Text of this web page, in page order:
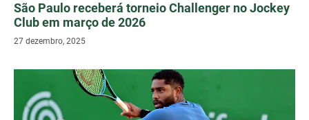
São Paulo receberá torneio Challenger no Jockey
Club em março de 2026
27 dezembro, 2025